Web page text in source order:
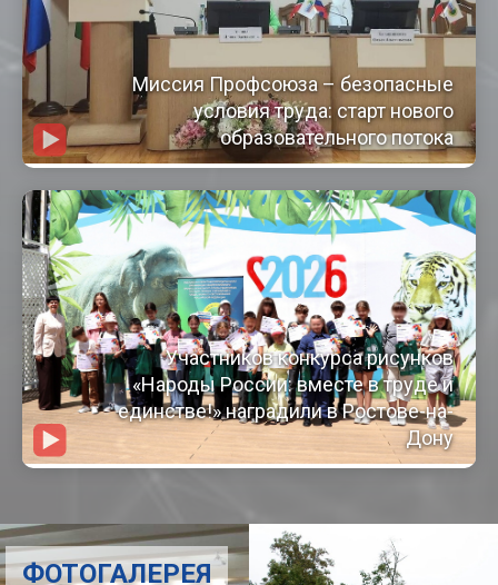
Миссия Профсоюза – безопасные
условия труда: старт нового
образовательного потока
Участников конкурса рисунков
«Народы России: вместе в труде и
единстве!» наградили в Ростове-на-
Дону
ФОТОГАЛЕРЕЯ